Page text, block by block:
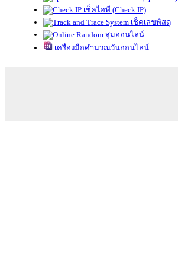
เช็คไอพี (Check IP)
เช็คเลขพัสดุ
สุ่มออนไลน์
เครื่องมือคำนวณวันออนไลน์